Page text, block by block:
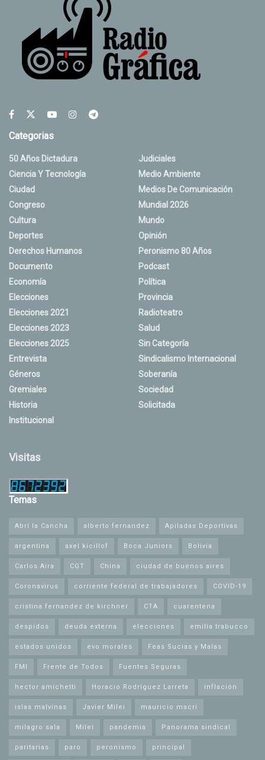
Categorias
50 Años Dictadura
Ciencia Y Tecnología
Ciudad
Congreso
Cultura
Deportes
Derechos Humanos
Documento
Economía
Elecciones
Elecciones 2021
Elecciones 2023
Elecciones 2025
Entrevista
Géneros
Gremiales
Historia
Institucional
Judiciales
Medio Ambiente
Medios De Comunicación
Mundial 2026
Mundo
Opinión
Peronismo 80 Años
Podcast
Política
Provincia
Radioteatro
Salud
Sin Categoría
Sindicalismo Internacional
Soberanía
Sociedad
Solicitada
Visitas
Temas
Abrí la Cancha alberto fernandez Apiladas Deportivas
argentina axel kicillof Boca Juniors Bolivia
Carlos Aira CGT China ciudad de buenos aires
Coronavirus corriente federal de trabajadores COVID-19
cristina fernandez de kirchner CTA cuarentena
despidos deuda externa elecciones emilia trabucco
estados unidos evo morales Feas Sucias y Malas
FMI Frente de Todos Fuentes Seguras
hector amichetti Horacio Rodríguez Larreta inflación
islas malvinas Javier Milei mauricio macri
milagro sala Milei pandemia Panorama sindical
paritarias paro peronismo principal